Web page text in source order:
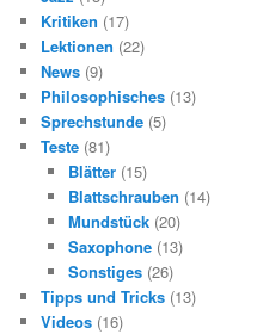
Kritiken (17)
Lektionen (22)
News (9)
Philosophisches (13)
Sprechstunde (5)
Teste (81)
Blätter(15)
Blattschrauben (14)
Mundstück(20)
Saxophone(13)
Sonstiges(26)
Tipps und Tricks (13)
Videos (16)